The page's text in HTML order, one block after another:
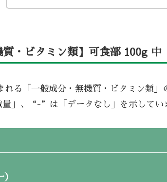
質・ビタミン類】可食部 100g 中
れる「一般成分・無機質・ビタミン類」
」、“-”は「データなし」を示してい